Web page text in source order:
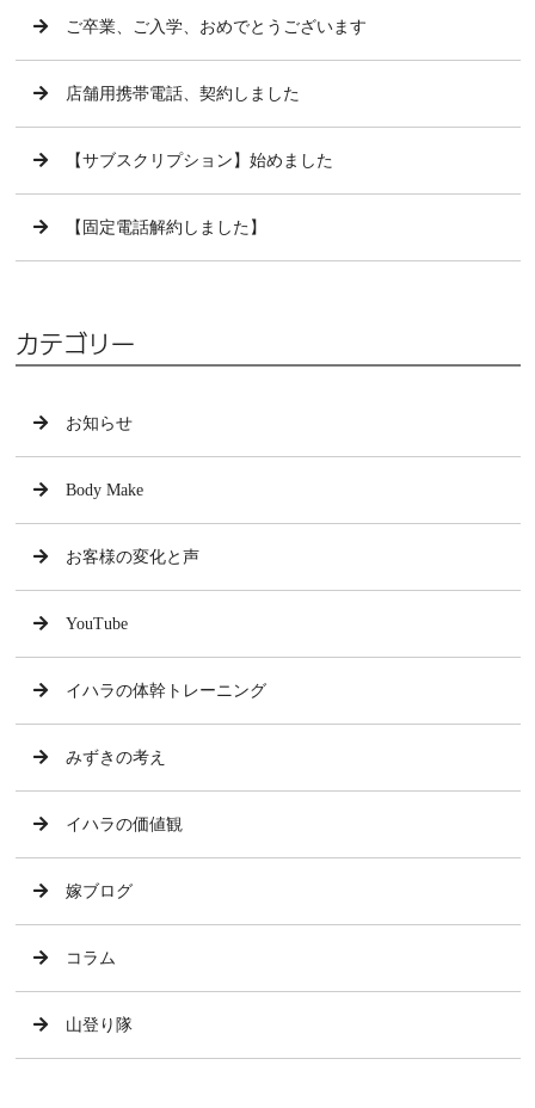
ご卒業、ご入学、おめでとうございます
店舗用携帯電話、契約しました
【サブスクリプション】始めました
【固定電話解約しました】
カテゴリー
お知らせ
Body Make
お客様の変化と声
YouTube
イハラの体幹トレーニング
みずきの考え
イハラの価値観
嫁ブログ
コラム
山登り隊